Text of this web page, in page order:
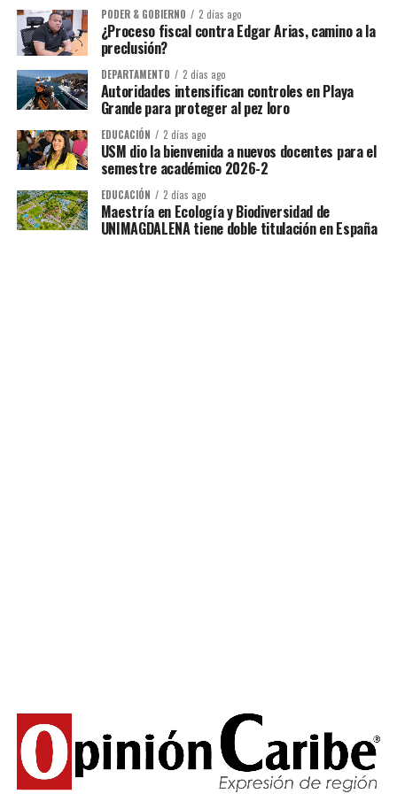
PODER & GOBIERNO 2 días ago
¿Proceso fiscal contra Edgar Arias, camino a la
preclusión?
DEPARTAMENTO 2 días ago
Autoridades intensifican controles en Playa
Grande para proteger al pez loro
EDUCACIÓN 2 días ago
USM dio la bienvenida a nuevos docentes para el
semestre académico 2026-2
EDUCACIÓN 2 días ago
Maestría en Ecología y Biodiversidad de
UNIMAGDALENA tiene doble titulación en España